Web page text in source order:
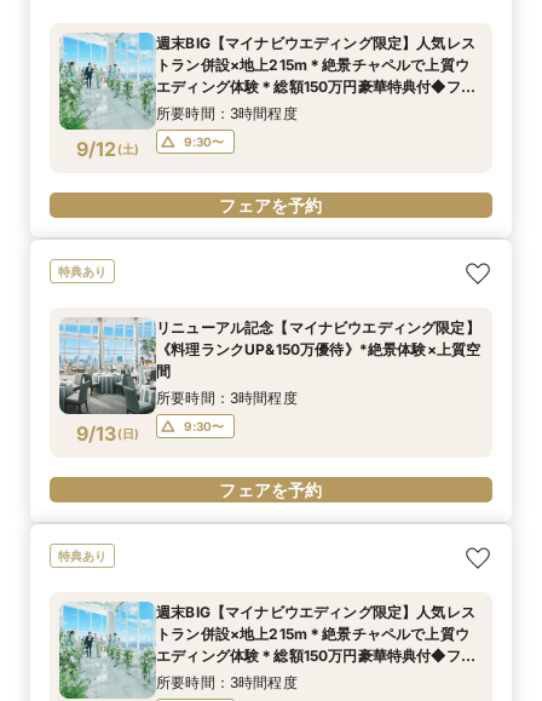
9/12(土)
週末BIG【マイナビウエディング限定】人気レス
トラン併設×地上215m＊絶景チャペルで上質ウ
エディング体験＊総額150万円豪華特典付◆フェ
ア
所要時間：3時間程度
9:30〜
フェアを予約
特典あり
9/13(日)
リニューアル記念【マイナビウエディング限定】
《料理ランクUP&150万優待》*絶景体験×上質空
間
所要時間：3時間程度
9:30〜
フェアを予約
特典あり
週末BIG【マイナビウエディング限定】人気レス
トラン併設×地上215m＊絶景チャペルで上質ウ
エディング体験＊総額150万円豪華特典付◆フェ
ア
所要時間：3時間程度